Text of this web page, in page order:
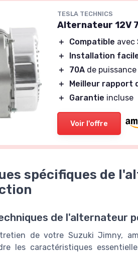
TESLA TECHNICS
Alternateur 12V
＋ Compatible avec
＋
Installation
＋
70A de puissance
＋
Meilleur rapport
＋
Garantie incluse
Voir l'offre
spécifiques de
de l'alternateur
de votre Suzuki Jimny,
les caractéristiques